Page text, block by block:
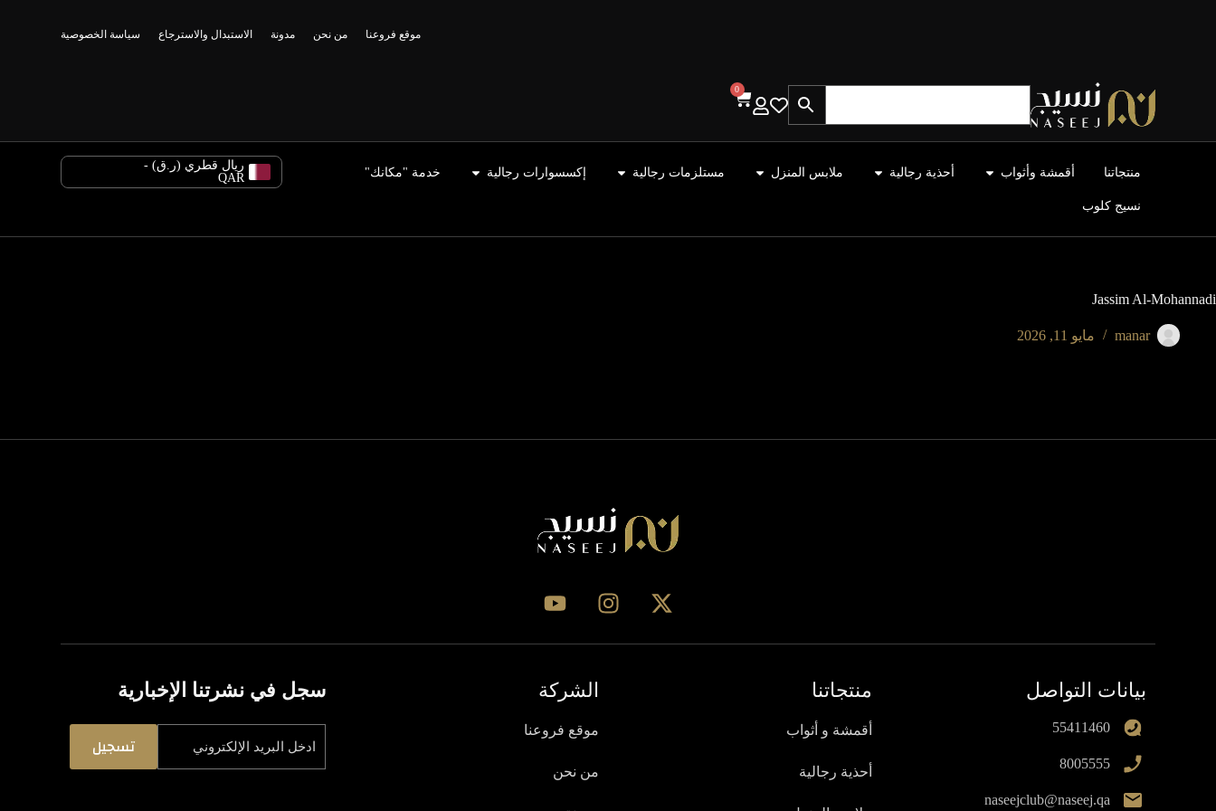
موقع فروعنا من نحن مدونة الاستبدال والاسترجاع سياسة الخصوصية
0
منتجاتنا أقمشة وأثواب أحذية رجالية ملابس المنزل مستلزمات رجالية إكسسوارات رجالية خدمة "مكانك"
نسيج كلوب
ريال قطري (ر.ق) -
QAR
Jassim Al-Mohannadi
manar مايو 11, 2026
بيانات التواصل
55411460
8005555
naseejclub@naseej.qa
منتجاتنا
أقمشة و أثواب
أحذية رجالية
الشركة
موقع فروعنا
من نحن
سجل في نشرتنا الإخبارية